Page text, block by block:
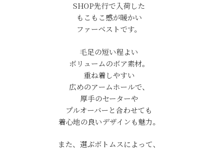
SHOP先行で入荷した
もこもこ感が暖かい
ファーベストです。
毛足の短い程よい
ボリュームのボア素材。
重ね着しやすい
広めのアームホールで、
厚手のセーターや
プルオーバーと合わせても
着心地の良いデザインも魅力。
また、選ぶボトムスによって、